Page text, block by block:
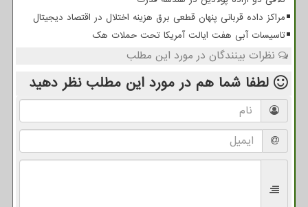
مراکز داده قربانی پنهان قطعی برق هزینه اختلال در اقتصاد دیجیتال
تاسیسات آبی هفت ایالت آمریکا تحت حملات هک
نظرات بینندگان در مورد این مطلب
لطفا شما هم در مورد این مطلب نظر دهید